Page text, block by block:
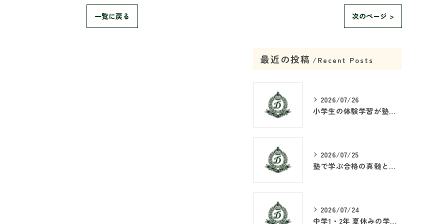
一覧に戻る 次のページ >
最近の投稿 Recent Posts
2026/07/26
小学生の体験学習が塾で重要な理由
2026/07/25
塾で学ぶ合格の真髄とは何か
2026/07/24
中学1・2年 夏休みの学習戦略